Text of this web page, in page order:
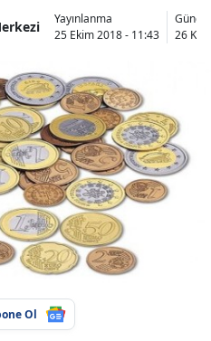
Yayınlanma
25 Ekim 2018 - 11:43
26
Ol